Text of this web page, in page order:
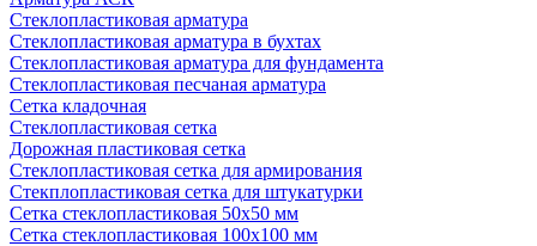
Cтеклопластиковая арматура
Стеклопластиковая арматура в бухтах
Стеклопластиковая арматура для фундамента
Стеклопластиковая песчаная арматура
Сетка кладочная
Стеклопластиковая сетка
Дорожная пластиковая сетка
Стеклопластиковая сетка для армирования
Стекплопластиковая сетка для штукатурки
Сетка стеклопластиковая 50x50 мм
Сетка стеклопластиковая 100x100 мм